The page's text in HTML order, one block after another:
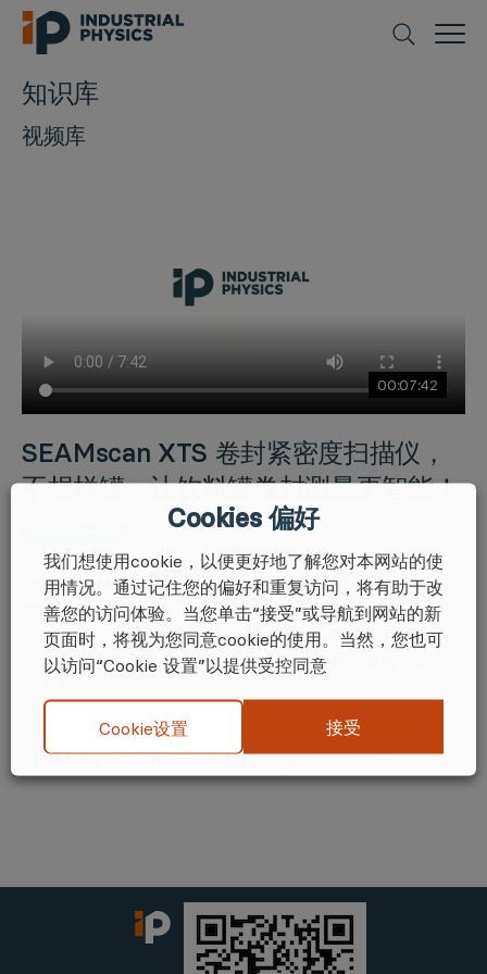
知识库
视频库
00:07:42
SEAMscan XTS 卷封紧密度扫描仪，
不损样罐，让饮料罐卷封测量更智能！
全新 SEAMscan XTS III 是一个独立的测量系统，可为圆
形罐（铝或钢）提供无损二重卷封检测。 该系统执行无损
横截面测量和 360° 紧密度扫描。可实现卷封高度，卷封间
隙，身钩，盖钩，叠接度，身钩率，迭接率，紧密度的无
您可点击此处??，了解更多关于CMC-KUHNKE
SEAMscan XTS III 无损卷封检测系统的详细资讯。
Cookies 偏好
我们想使用cookie，以便更好地了解您对本网站的使
用情况。通过记住您的偏好和重复访问，将有助于改
善您的访问体验。当您单击“接受”或导航到网站的新
页面时，将视为您同意cookie的使用。当然，您也可
以访问“Cookie 设置”以提供受控同意
Cookie设置 接受